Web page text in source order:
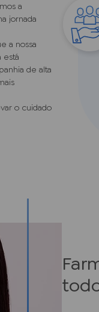
a
jornada
a nossa
está
de alta
o cuidado